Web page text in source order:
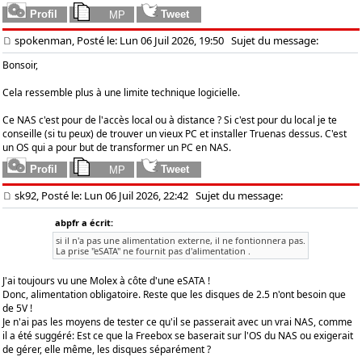
spokenman, Posté le: Lun 06 Juil 2026, 19:50 Sujet du message:
Bonsoir,
Cela ressemble plus à une limite technique logicielle.
Ce NAS c'est pour de l'accès local ou à distance ? Si c'est pour du local je te
conseille (si tu peux) de trouver un vieux PC et installer Truenas dessus. C'est
un OS qui a pour but de transformer un PC en NAS.
sk92, Posté le: Lun 06 Juil 2026, 22:42 Sujet du message:
abpfr a écrit:
si il n'a pas une alimentation externe, il ne fontionnera pas.
La prise "eSATA" ne fournit pas d'alimentation .
J'ai toujours vu une Molex à côte d'une eSATA !
Donc, alimentation obligatoire. Reste que les disques de 2.5 n'ont besoin que
de 5V !
Je n'ai pas les moyens de tester ce qu'il se passerait avec un vrai NAS, comme
il a été suggéré: Est ce que la Freebox se baserait sur l'OS du NAS ou exigerait
de gérer, elle même, les disques séparément ?